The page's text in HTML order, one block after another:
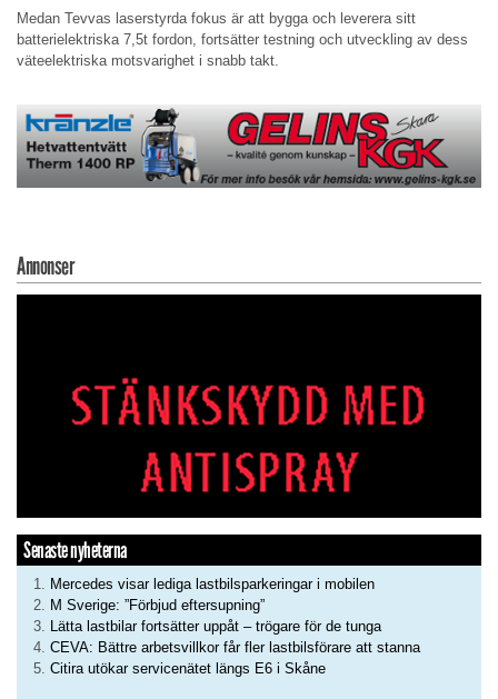
Medan Tevvas laserstyrda fokus är att bygga och leverera sitt
batterielektriska 7,5t fordon, fortsätter testning och utveckling av dess
väteelektriska motsvarighet i snabb takt.
Annonser
Senaste nyheterna
Mercedes visar lediga lastbilsparkeringar i mobilen
M Sverige: ”Förbjud eftersupning”
Lätta lastbilar fortsätter uppåt – trögare för de tunga
CEVA: Bättre arbetsvillkor får fler lastbilsförare att stanna
Citira utökar servicenätet längs E6 i Skåne